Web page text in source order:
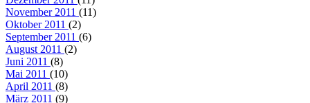
November 2011 (11)
Oktober 2011 (2)
September 2011 (6)
August 2011 (2)
Juni 2011 (8)
Mai 2011 (10)
April 2011 (8)
März 2011 (9)